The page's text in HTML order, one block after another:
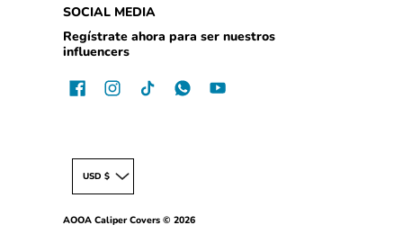
SOCIAL MEDIA
Regístrate ahora para ser nuestros
influencers
USD $
AOOA Caliper Covers © 2026